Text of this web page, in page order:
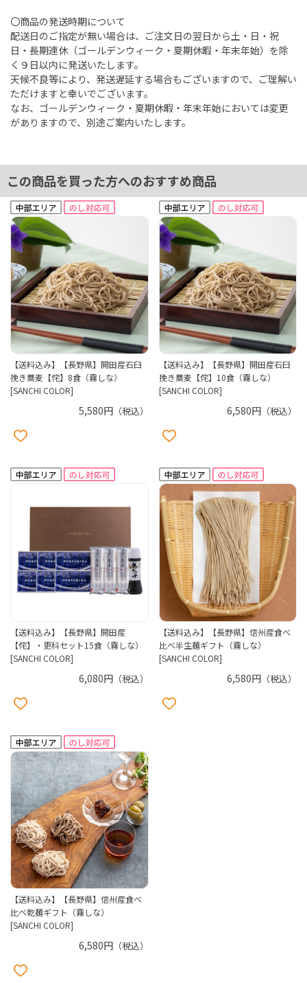
〇商品の発送時期について
配送日のご指定が無い場合は、ご注文日の翌日から土・日・祝
日・長期連休（ゴールデンウィーク・夏期休暇・年末年始）を除
く９日以内に発送いたします。
天候不良等により、発送遅延する場合もございますので、ご理解い
ただけますと幸いでございます。
なお、ゴールデンウィーク・夏期休暇・年末年始においては変更
がありますので、別途ご案内いたします。
この商品を買った方へのおすすめ商品
【送料込み】【長野県】開田産石臼
挽き蕎麦【侘】8食（霧しな）
[SANCHI COLOR]
5,580円（税込）
【送料込み】【長野県】開田産石臼
挽き蕎麦【侘】10食（霧しな）
[SANCHI COLOR]
6,580円 （税込）
【送料込み】【長野県】開田産
【侘】・更科セット15食（霧しな）
[SANCHI COLOR]
6,080円（税込）
【送料込み】【長野県】信州産食べ
比べ半生麺ギフト（霧しな）
[SANCHI COLOR]
6,580円 （税込）
【送料込み】【長野県】信州産食べ
比べ乾麺ギフト（霧しな）
[SANCHI COLOR]
6,580円（税込）